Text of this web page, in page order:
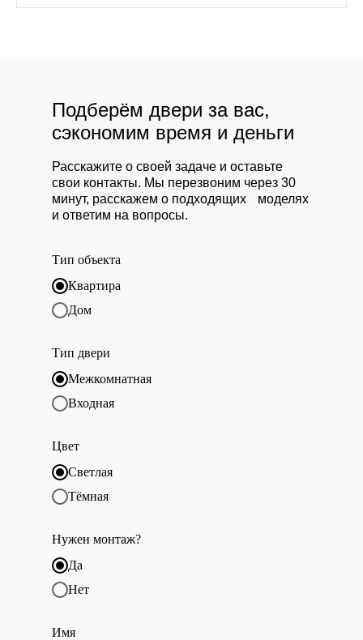
Тип объекта
Квартира
Дом
Тип двери
Межкомнатная
Входная
Цвет
Светлая
Тёмная
Нужен монтаж?
Да
Нет
Имя
Расскажите о своей задаче и оставьте
свои контакты. Мы перезвоним через 30
минут, расскажем о подходящих моделях
и ответим на вопросы.
Подберём двери за вас,
сэкономим время и деньги